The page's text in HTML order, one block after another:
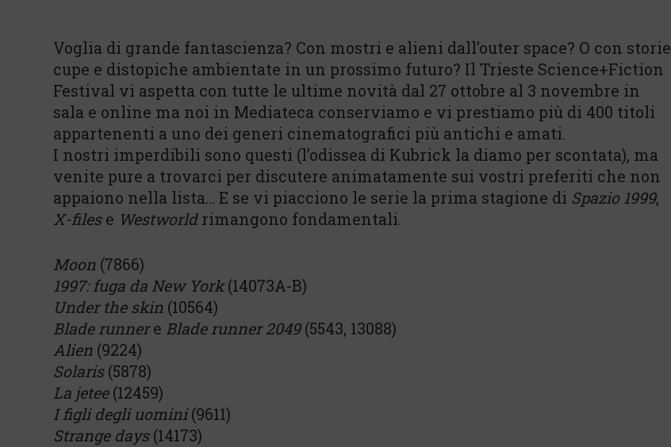
Voglia di grande fantascienza? Con mostri e alieni dall’outer space? O con storie
cupe e distopiche ambientate in un prossimo futuro? Il Trieste Science+Fiction
Festival vi aspetta con tutte le ultime novità dal 27 ottobre al 3 novembre in
sala e online ma noi in Mediateca conserviamo e vi prestiamo più di 400 titoli
appartenenti a uno dei generi cinematografici più antichi e amati.
I nostri imperdibili sono questi (l’odissea di Kubrick la diamo per scontata), ma
venite pure a trovarci per discutere animatamente sui vostri preferiti che non
appaiono nella lista… E se vi piacciono le serie la prima stagione di Spazio 1999,
X-filese Westworldrimangono fondamentali.
Moon (7866)
1997: fuga da New York(14073A-B)
Under the skin (10564)
Blade runnere Blade runner 2049(5543, 13088)
Alien (9224)
Solaris(5878)
La jetee(12459)
I figli degli uomini(9611)
Strange days(14173)